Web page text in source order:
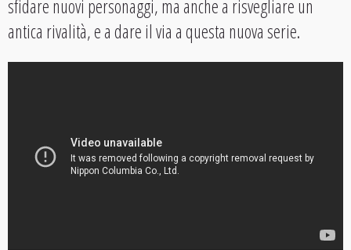
sfidare nuovi personaggi, ma anche a risvegliare un
antica rivalità, e a dare il via a questa nuova serie.